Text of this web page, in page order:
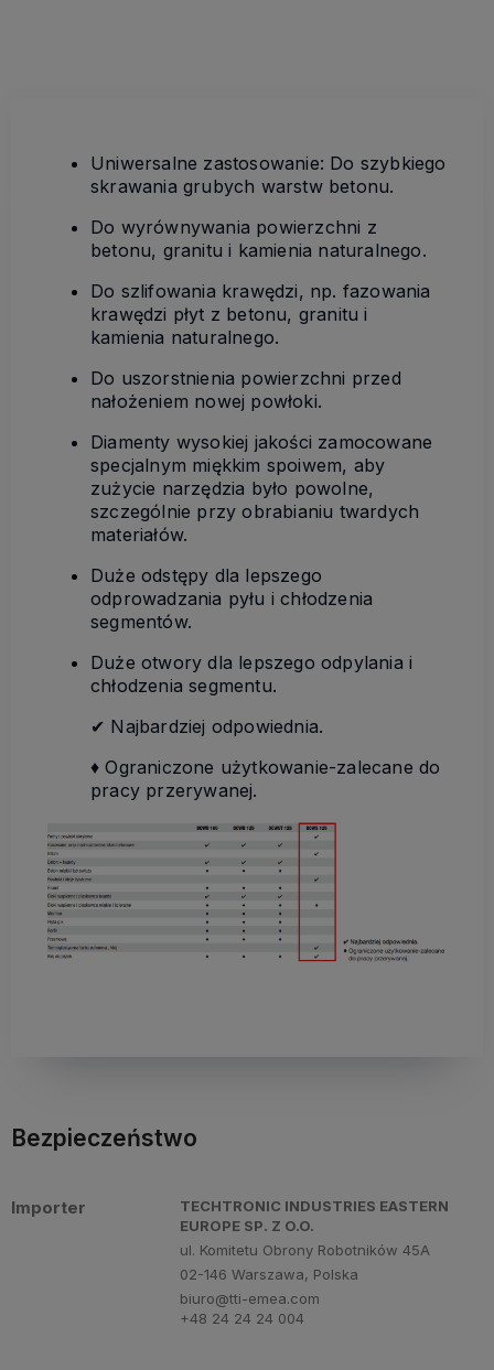
Uniwersalne zastosowanie: Do szybkiego
skrawania grubych warstw betonu.
Do wyrównywania powierzchni z
betonu, granitu i kamienia naturalnego.
Do szlifowania krawędzi, np. fazowania
krawędzi płyt z betonu, granitu i
kamienia naturalnego.
Do uszorstnienia powierzchni przed
nałożeniem nowej powłoki.
Diamenty wysokiej jakości zamocowane
specjalnym miękkim spoiwem, aby
zużycie narzędzia było powolne,
szczególnie przy obrabianiu twardych
materiałów.
Duże odstępy dla lepszego
odprowadzania pyłu i chłodzenia
segmentów.
Duże otwory dla lepszego odpylania i
chłodzenia segmentu.
✔ Najbardziej odpowiednia.
♦ Ograniczone użytkowanie-zalecane do
pracy przerywanej.
Bezpieczeństwo
Importer
TECHTRONIC INDUSTRIES EASTERN
EUROPE SP. Z O.O.
ul. Komitetu Obrony Robotników 45A
02-146 Warszawa, Polska
biuro@tti-emea.com
+48 24 24 24 004